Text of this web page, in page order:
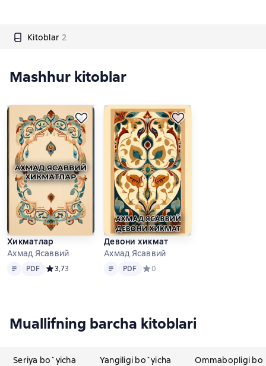
Kitoblar 2
Mashhur kitoblar
Хикматлар
Ахмад Ясаввий
Matn PDF
PDF Средний рейтинг 3,7 на основе 3 оценок
3,73
Девони хикмат
Ахмад Ясаввий
Matn PDF
PDF Средний рейтинг 0 на основе 0
0
Muallifning barcha kitoblari
Seriya bo`yicha Yangiligi bo`yicha Ommabopligi